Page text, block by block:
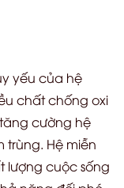
yếu của hệ
chất chống oxi
cường hệ
trùng. Hệ miễn
lượng cuộc sống